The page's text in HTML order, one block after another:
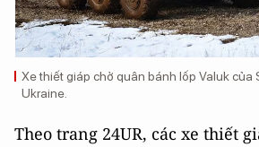
Xe thiết giáp chở quân bánh lốp Valuk của
Ukraine.
Theo trang 24UR, các xe thiết